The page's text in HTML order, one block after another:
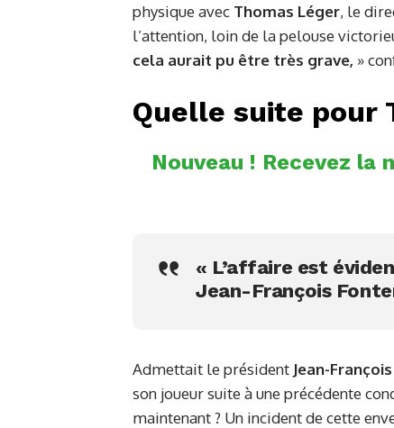
physique avec Thomas Léger, le
l’attention, loin de la pelouse
cela aurait pu être très grave, »
Quelle suite pour
Nouveau ! Recevez
« L’affaire est
Jean-François
Admettait le président Jean-
son joueur suite à une précédente
maintenant ? Un incident de cette